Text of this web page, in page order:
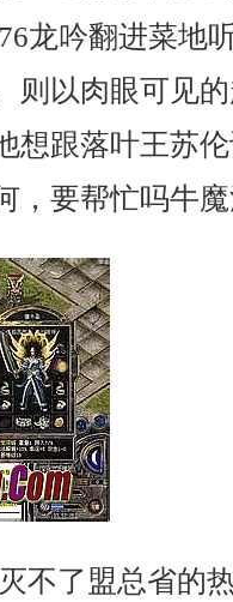
龙吟翻进菜地
则以肉眼可见
想跟落叶王苏
，要帮忙吗牛
不了盟总省的